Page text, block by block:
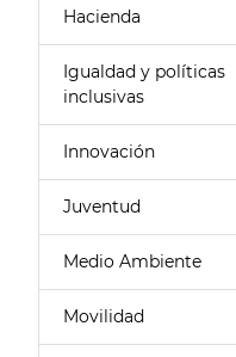
Hacienda
Igualdad y políticas
inclusivas
Innovación
Juventud
Medio Ambiente
Movilidad